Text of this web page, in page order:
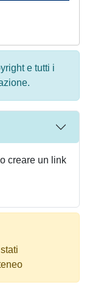
e tutti i
creare un link